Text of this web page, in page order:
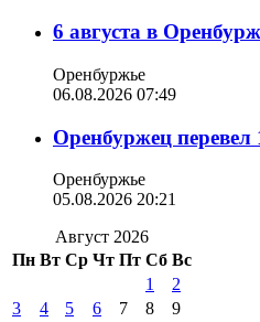
6 августа в
Оренбуржье
06.08.2026 07:49
Оренбуржец
Оренбуржье
05.08.2026 20:21
Август 2026
Пн Вт Ср Чт Пт Сб Вс
1
2
3
4 5 6 7 8
9